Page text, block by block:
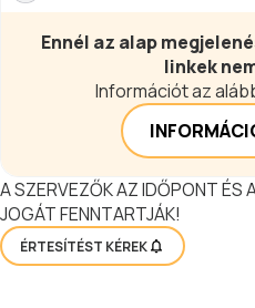
Ennél az alap
linkek
Információt az
A SZERVEZŐK AZ IDŐPONT ÉS
JOGÁT FENNTARTJÁK!
ÉRTESÍTÉST KÉREK